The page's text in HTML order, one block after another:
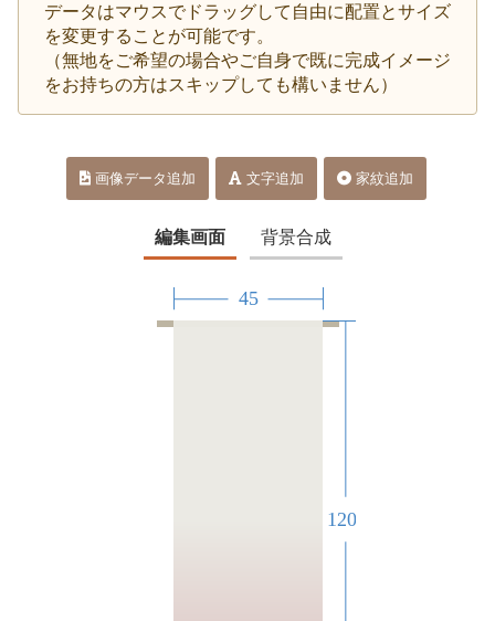
データはマウスでドラッグして自由に配置とサイズ
を変更することが可能です。
（無地をご希望の場合やご自身で既に完成イメージ
をお持ちの方はスキップしても構いません）
画像データ追加 文字追加 家紋追加
編集画面 背景合成